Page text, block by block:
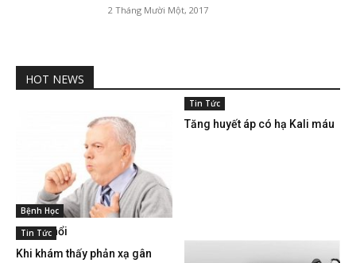
2 Tháng Mười Một, 2017
HOT NEWS
Bệnh Học
Viêm phổi
Tin Tức
Tăng huyết áp có hạ Kali máu
Tin Tức
Khi khám thấy phản xạ gân